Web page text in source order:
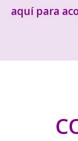
aquí para